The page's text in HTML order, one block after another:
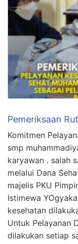
Pemeriksaan
Komitmen
smp
karyawan . salah
melalui Dana
majelis PKU
Istimewa
kesehatan
Untuk Pelayanan
dilakukan setiap